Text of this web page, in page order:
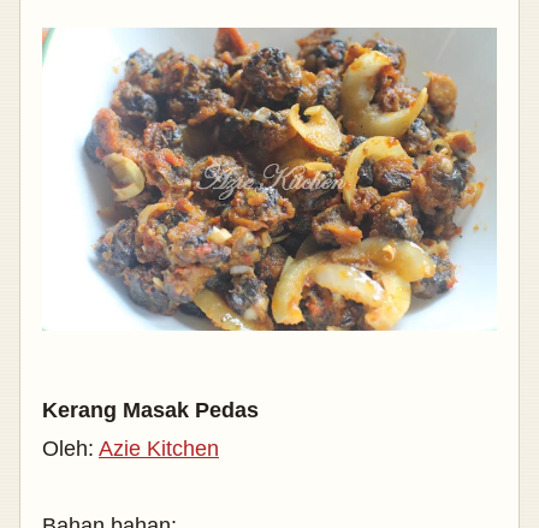
Kerang Masak Pedas
Oleh: Azie Kitchen